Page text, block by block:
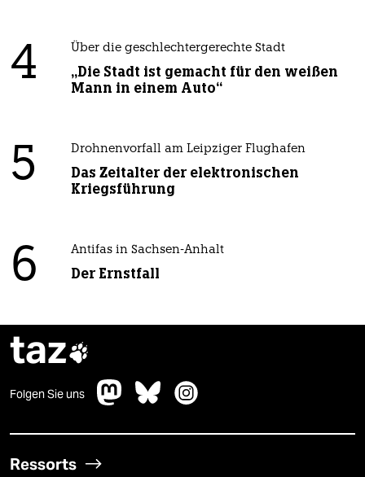
4 Über die geschlechtergerechte Stadt
„Die Stadt ist gemacht für den weißen
Mann in einem Auto“
5 Drohnenvorfall am Leipziger Flughafen
Das Zeitalter der elektronischen
Kriegsführung
6 Antifas in Sachsen-Anhalt
Der Ernstfall
taz
Folgen Sie uns
Ressorts